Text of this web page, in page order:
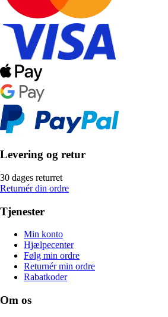
Levering og retur
30 dages returret
Returnér din ordre
Tjenester
Min konto
Hjælpecenter
Følg min ordre
Returnér min ordre
Rabatkoder
Om os